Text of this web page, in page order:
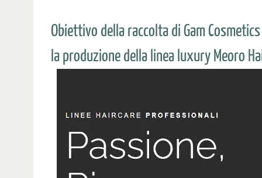
Obiettivo della raccolta di Gam
la produzione della linea luxury Meoro